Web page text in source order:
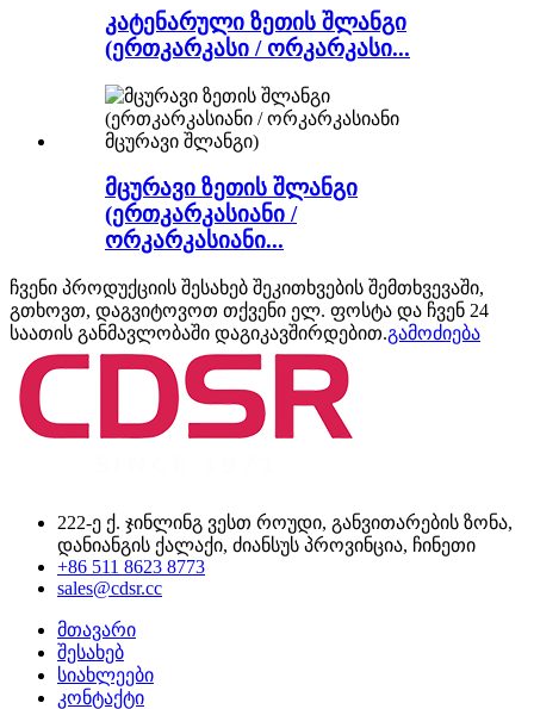
კატენარული ზეთის შლანგი
(ერთკარკასი / ორკარკასი...
მცურავი ზეთის შლანგი
(ერთკარკასიანი /
ორკარკასიანი...
ჩვენი პროდუქციის შესახებ შეკითხვების შემთხვევაში,
გთხოვთ, დაგვიტოვოთ თქვენი ელ. ფოსტა და ჩვენ 24
საათის განმავლობაში დაგიკავშირდებით.გამოძიება
222-ე ქ. ჯინლინგ ვესთ როუდი, განვითარების ზონა,
დანიანგის ქალაქი, ძიანსუს პროვინცია, ჩინეთი
+86 511 8623 8773
sales@cdsr.cc
მთავარი
შესახებ
სიახლეები
კონტაქტი